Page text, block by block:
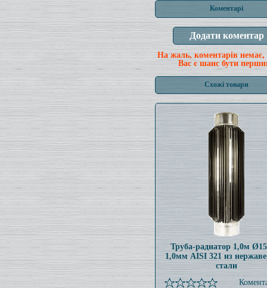
Коментарі
На жаль, коментарів немає,
Вас є шанс бути
Схожі товари
Труба-радиатор 1,0м
1,0мм AISI 321 из
стали